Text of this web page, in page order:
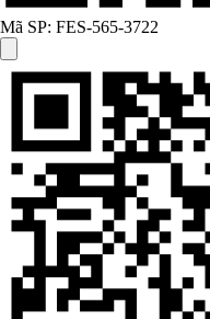
Mã SP: FES-565-3722